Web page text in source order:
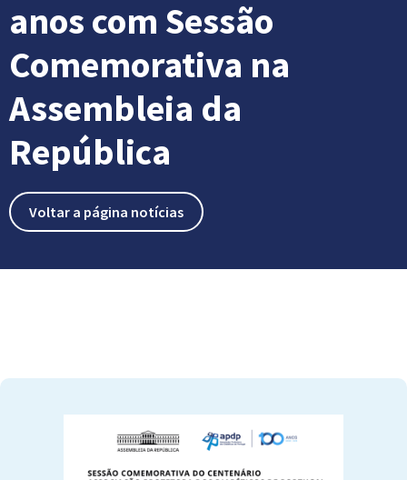
anos com Sessão
Comemorativa na
Assembleia da
República
Voltar a página notícias